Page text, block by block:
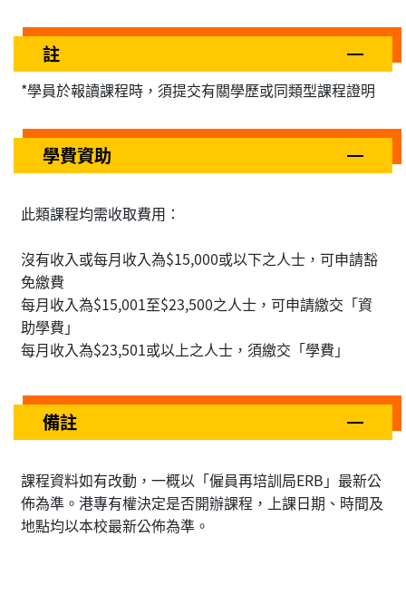
註
*學員於報讀課程時，須提交有關學歷或同類型課程證明
學費資助
此類課程均需收取費用：
沒有收入或每月收入為$15,000或以下之人士，可申請豁
免繳費
每月收入為$15,001至$23,500之人士，可申請繳交「資
助學費」
每月收入為$23,501或以上之人士，須繳交「學費」
備註
課程資料如有改動，一概以「僱員再培訓局ERB」最新公
佈為準。港專有權決定是否開辦課程，上課日期、時間及
地點均以本校最新公佈為準。